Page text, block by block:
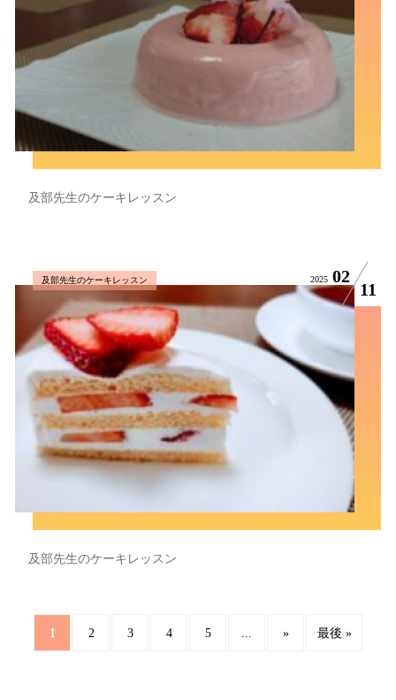
及部先生のケーキレッスン
及部先生のケーキレッスン 2025 02
11
及部先生のケーキレッスン
1 2 3 4 5 » 最後 »